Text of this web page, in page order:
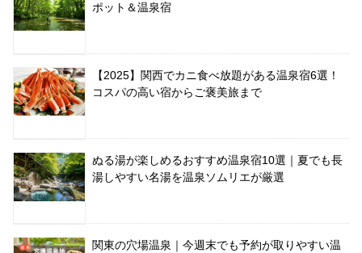
ポット＆温泉宿
【2025】関西でカニ食べ放題がある温泉宿6選！
コスパの高い宿からご褒美旅まで
ぬる湯が楽しめるおすすめ温泉宿10選｜夏でも長
湯しやすい名湯を温泉ソムリエが厳選
関東の穴場温泉｜今週末でも予約が取りやすい温